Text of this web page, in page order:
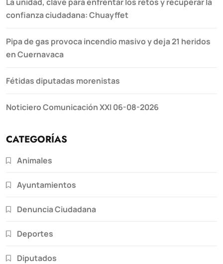
confianza ciudadana: Chuayffet
Pipa de gas provoca incendio masivo y deja 21 heridos
en Cuernavaca
Fétidas diputadas morenistas
Noticiero Comunicación XXI 06-08-2026
CATEGORÍAS
Animales
Ayuntamientos
Denuncia Ciudadana
Deportes
Diputados